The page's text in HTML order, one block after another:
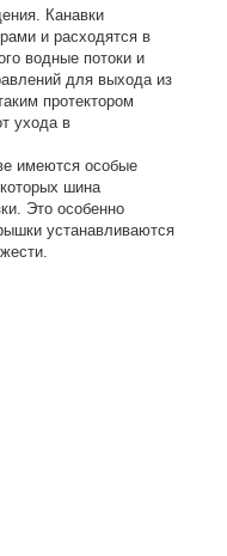
Канавки
и расходятся в
водные потоки и
для выхода из
протектором
ухода в
имеются особые
шина
Это особенно
устанавливаются